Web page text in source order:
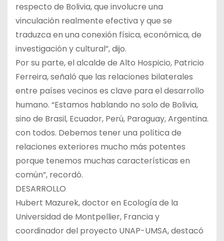
respecto de Bolivia, que involucre una
vinculación realmente efectiva y que se
traduzca en una conexión física, económica, de
investigación y cultural”, dijo.
Por su parte, el alcalde de Alto Hospicio, Patricio
Ferreira, señaló que las relaciones bilaterales
entre países vecinos es clave para el desarrollo
humano. “Estamos hablando no solo de Bolivia,
sino de Brasil, Ecuador, Perú, Paraguay, Argentina.
con todos. Debemos tener una política de
relaciones exteriores mucho más potentes
porque tenemos muchas características en
común”, recordó.
DESARROLLO
Hubert Mazurek, doctor en Ecología de la
Universidad de Montpellier, Francia y
coordinador del proyecto UNAP-UMSA, destacó